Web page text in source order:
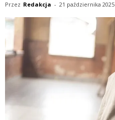
Przez Redakcja - 21 października 2025